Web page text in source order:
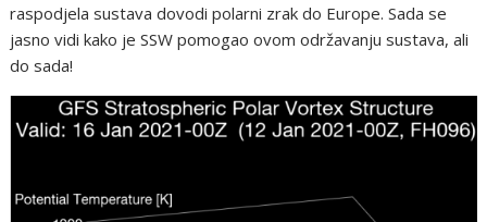
raspodjela sustava dovodi polarni zrak do Europe. Sada se
jasno vidi kako je SSW pomogao ovom održavanju sustava, ali
do sada!